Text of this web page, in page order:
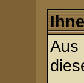
Aus